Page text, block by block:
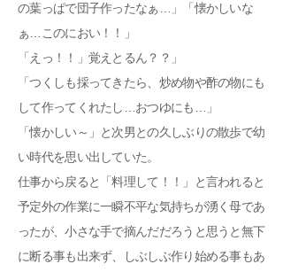
の葉っぱで団子作ったなぁ…」「懐かしいな
ぁ…このにおい！！」
「えっ！！」覚えとるん？？」
「つくしも採ってきたら、炒め物や酢の物にも
して作ってくれたし…おつゆにも…」
「懐かしい～」と次男との久しぶりの散歩で幼
い時代を思い出していた。
仕事から戻ると「料理して！！」と言われると
予定外の作業に一瞬不平な気持ちが湧く母であ
ったが、小さな手で摘んだだろうと思うと無下
に断る事も出来ず、しぶしぶ作り始める事もあ